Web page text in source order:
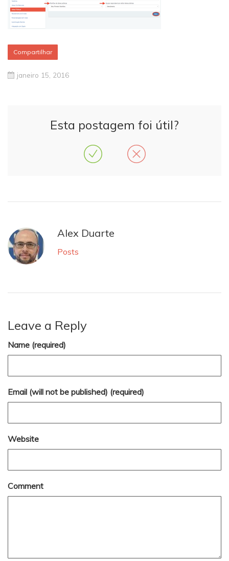
Compartilhar
janeiro 15, 2016
Esta postagem foi útil?
Alex Duarte
Posts
Leave a Reply
Name (required)
Email (will not be published) (required)
Website
Comment